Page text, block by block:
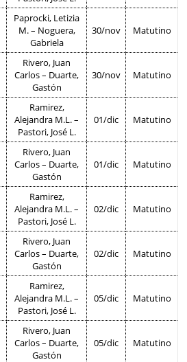
Paprocki, Letizia
M. – Noguera,
Gabriela
30/nov Matutino
Rivero, Juan
Carlos – Duarte,
Gastón
30/nov Matutino
Ramirez,
Alejandra M.L. –
Pastori, José L.
01/dic Matutino
Rivero, Juan
Carlos – Duarte,
Gastón
01/dic Matutino
Ramirez,
Alejandra M.L. –
Pastori, José L.
02/dic Matutino
Rivero, Juan
Carlos – Duarte,
Gastón
02/dic Matutino
Ramirez,
Alejandra M.L. –
Pastori, José L.
05/dic Matutino
Rivero, Juan
Carlos – Duarte,
Gastón
05/dic Matutino